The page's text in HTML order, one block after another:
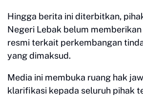
Hingga berita ini diterbitkan,
Negeri Lebak belum
resmi terkait perkembangan
yang dimaksud.
Media ini membuka ruang hak
klarifikasi kepada seluruh pihak